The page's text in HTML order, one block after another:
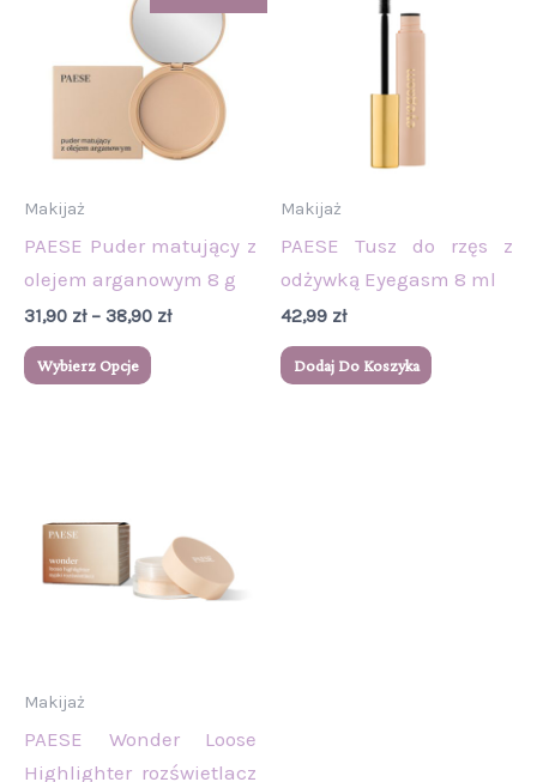
Makijaż
PAESE Puder matujący z
olejem arganowym 8 g
31,90 zł – 38,90 zł
31,90 zł
38,90 zł
Wybierz Opcje
wiele
wariantów.
Opcje
można
Makijaż
PAESE Tusz do rzęs z
odżywką Eyegasm 8 ml
42,99 zł
Dodaj Do Koszyka
Makijaż
PAESE Wonder Loose
Highlighter rozświetlacz